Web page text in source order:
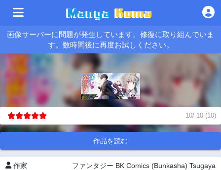
画像サーバーに問題が発生しています。修復に取り組んでいま
す。数時間後に再度お試しください。
10/ 10 (10)
作品を読む
作家 ファンタジー BK Comics (Bunkasha) Tsugaya